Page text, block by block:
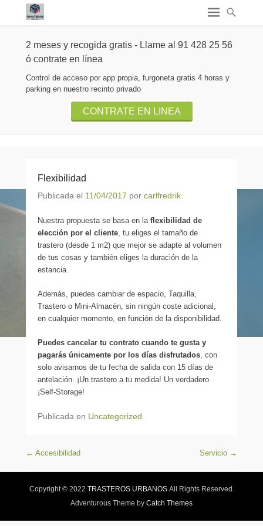
2 meses y recogida gratis - Llame al 91 428 25 56
ó contrate en línea
Control de acceso por app propia, furgoneta gratis 4 horas y
parking en nuestro recinto privado
CONTRATE EN LINEA
Flexibilidad
Publicada el 11/04/2017 por carlfredrik
Nuestra propuesta se basa en la flexibilidad de
elección por el cliente, tu eliges el tamaño de
trastero (desde 1 m2) que mejor se adapte al volumen
de tus cosas y también eliges la duración de la
estancia.
Además, puedes cambiar de espacio, Taquilla,
Trastero o Mini-Almacén, sin ningún coste adicional,
en cualquier momento, en función de la disponibilidad.
Puedes cancelar tu contrato cuando te gusta y
pagarás únicamente por los días disfrutados, con
solo avisarnos de tu fecha de salida con 15 días de
antelación. ¡Un trastero a tu medida! Un verdadero
¡Self-Storage!
Publicada en Uncategorized
Navegación de entradas
← Accesibilidad Servicio →
Copyright © 2022 TRASTEROS URBANOSAll Rights Reserved.
Adventurous Theme by Catch Themes